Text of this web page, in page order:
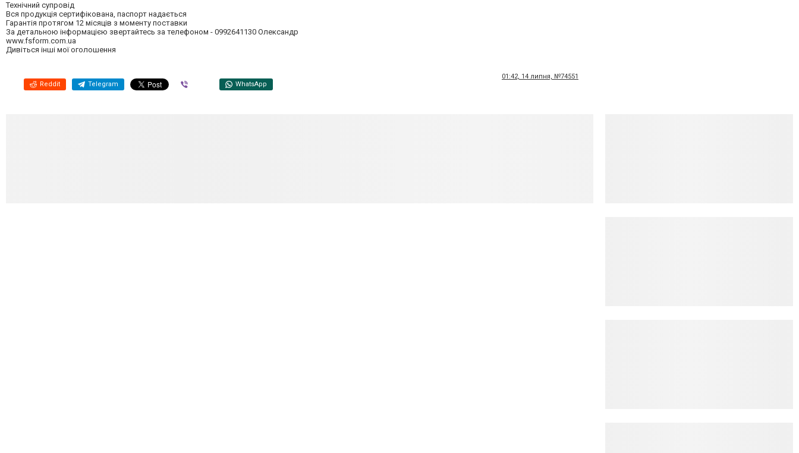
Технічний супровід
Вся продукція сертифікована, паспорт надається
Гарантія протягом 12 місяців з моменту поставки
За детальною інформацією звертайтесь за телефоном - 0992641130 Олександр
www.fsform.com.ua
Дивіться інші мої оголошення
Reddit Telegram WhatsApp
01:42, 14 липня, №74551